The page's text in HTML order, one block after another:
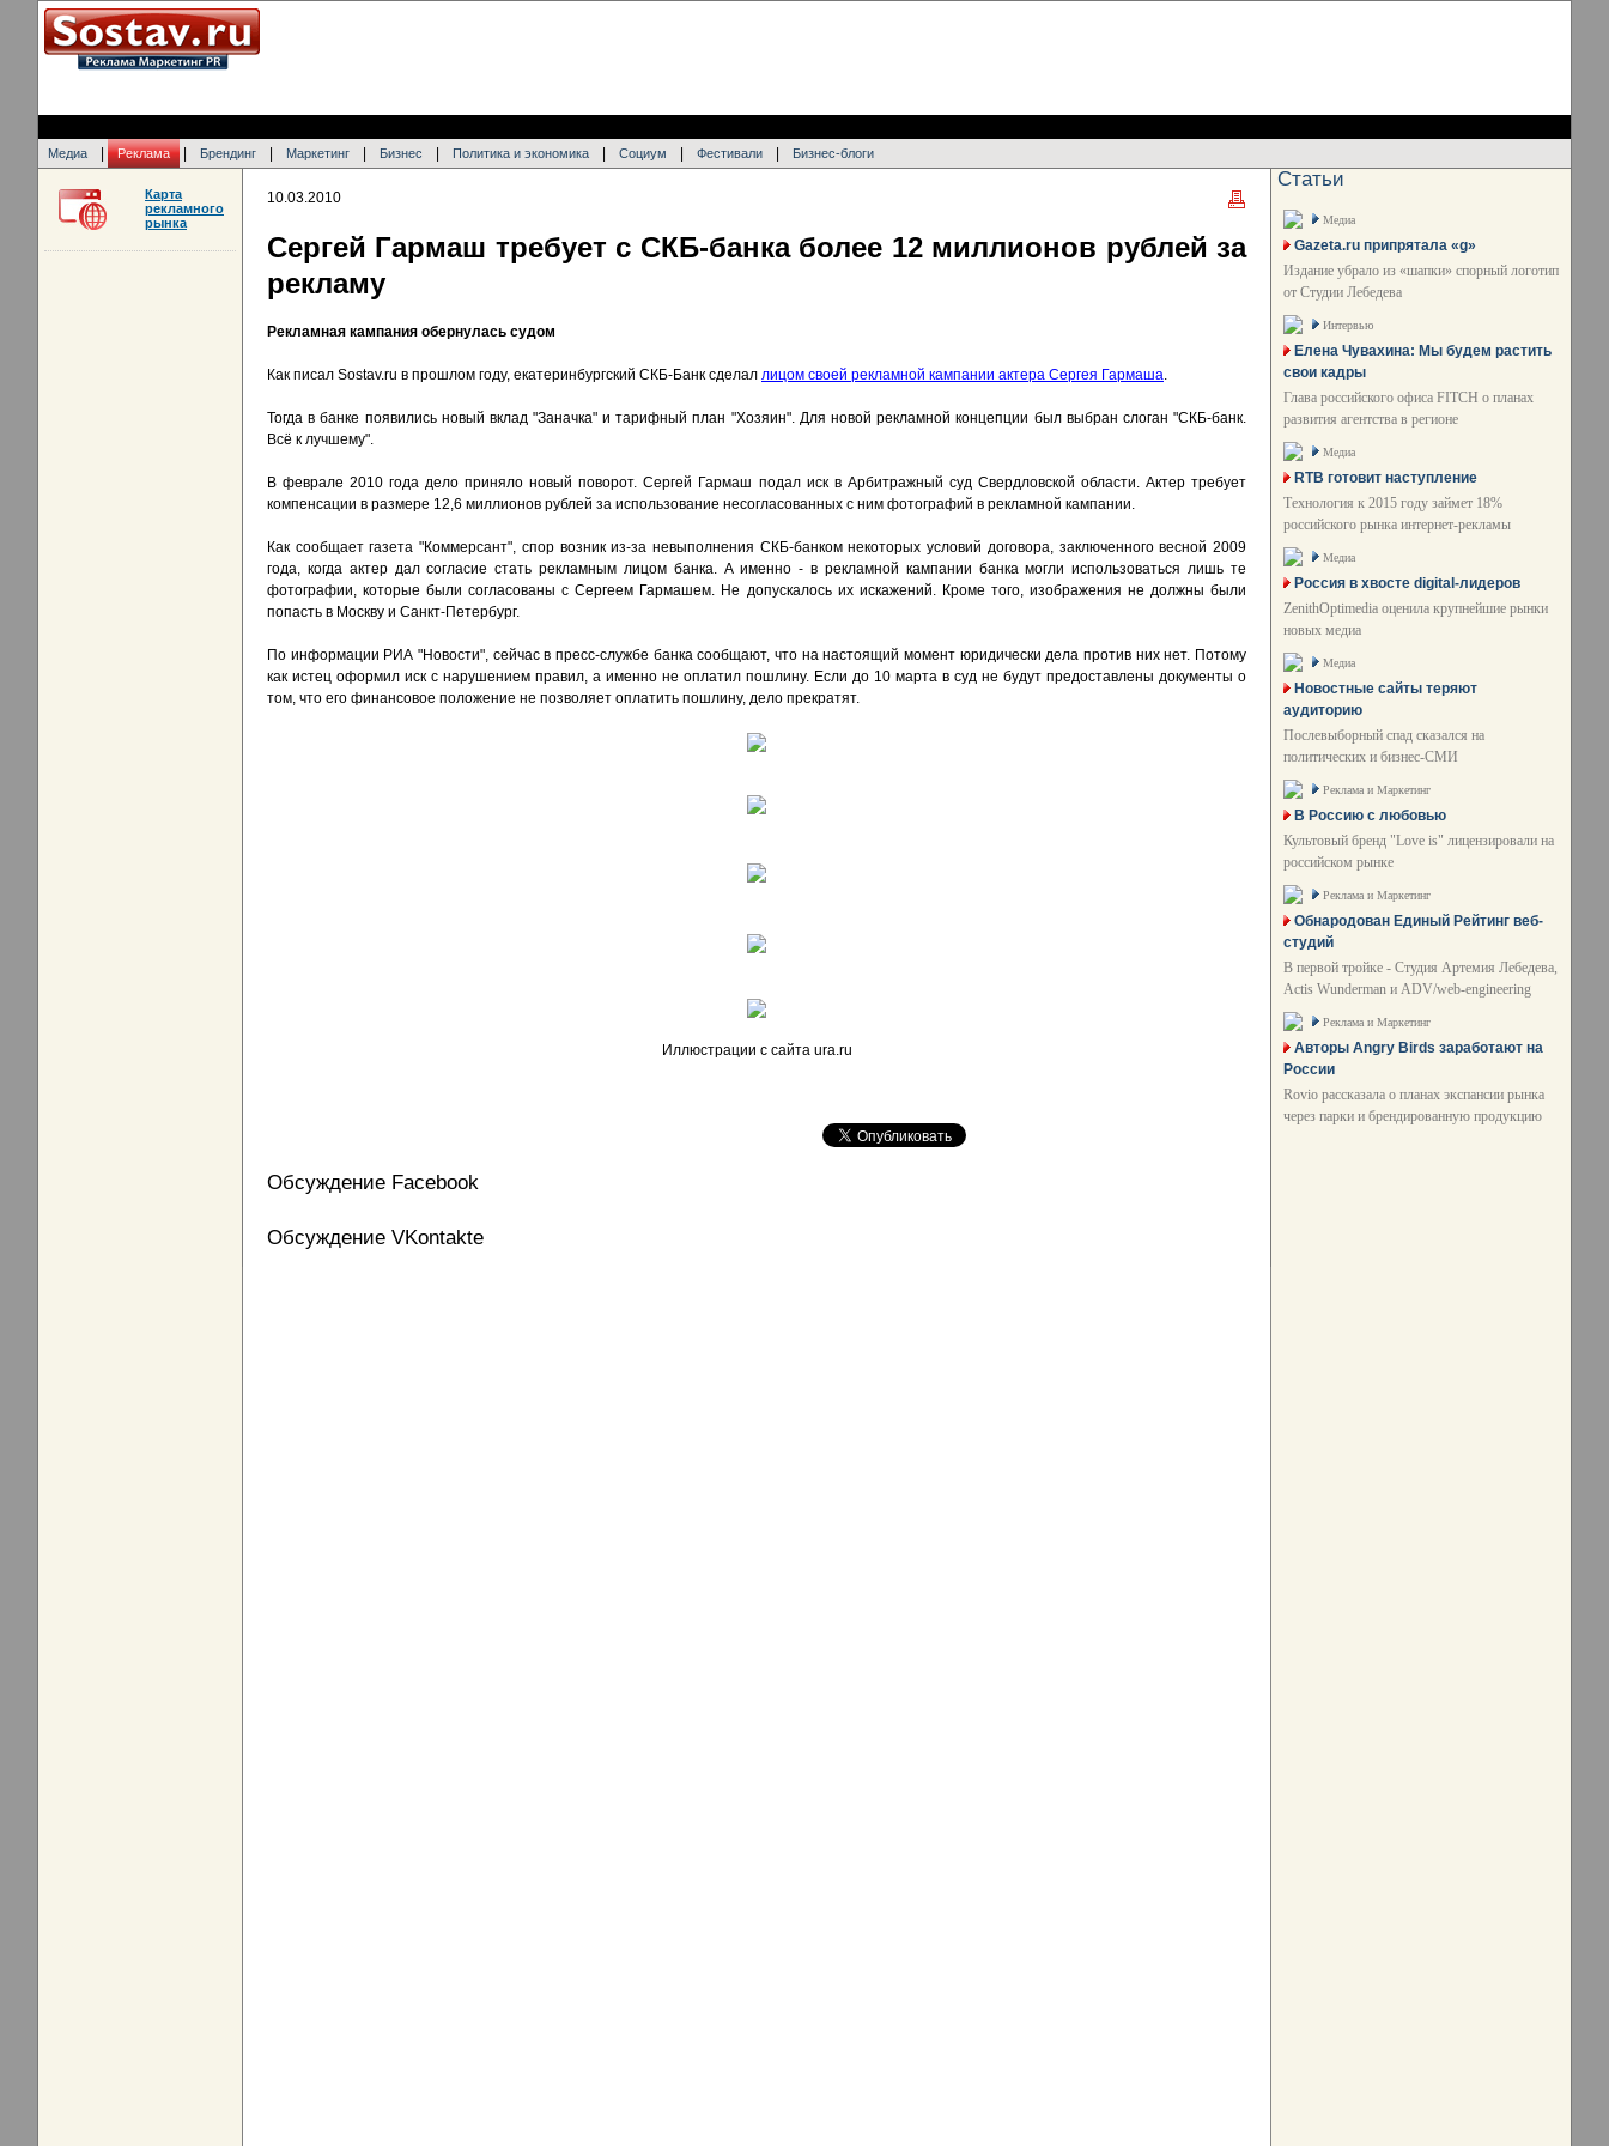
Медиа Реклама Брендинг Маркетинг Бизнес Политика и экономика Социум Фестивали Бизнес-блоги
10.03.2010
Сергей Гармаш требует с СКБ-банка более 12 миллионов рублей за
рекламу
Рекламная кампания обернулась судом
Как писал Sostav.ru в прошлом году, екатеринбургский СКБ-Банк сделал лицом своей рекламной кампании актера Сергея Гармаша.
Тогда в банке появились новый вклад "Заначка" и тарифный план "Хозяин". Для новой рекламной концепции был выбран слоган "СКБ-банк.
Всё к лучшему".
В феврале 2010 года дело приняло новый поворот. Сергей Гармаш подал иск в Арбитражный суд Свердловской области. Актер требует
компенсации в размере 12,6 миллионов рублей за использование несогласованных с ним фотографий в рекламной кампании.
Как сообщает газета "Коммерсант", спор возник из-за невыполнения СКБ-банком некоторых условий договора, заключенного весной 2009
года, когда актер дал согласие стать рекламным лицом банка. А именно - в рекламной кампании банка могли использоваться лишь те
фотографии, которые были согласованы с Сергеем Гармашем. Не допускалось их искажений. Кроме того, изображения не должны были
попасть в Москву и Санкт-Петербург.
По информации РИА "Новости", сейчас в пресс-службе банка сообщают, что на настоящий момент юридически дела против них нет. Потому
как истец оформил иск с нарушением правил, а именно не оплатил пошлину. Если до 10 марта в суд не будут предоставлены документы о
том, что его финансовое положение не позволяет оплатить пошлину, дело прекратят.
Иллюстрации с сайта ura.ru
Обсуждение Facebook
Обсуждение VKontakte
Карта
рекламного
рынка
Статьи
Медиа
Gazeta.ru припрятала «g»
Издание убрало из «шапки» спорный логотип
от Студии Лебедева
Интервью
Елена Чувахина: Мы будем растить
свои кадры
Глава российского офиса FITCH о планах
развития агентства в регионе
Медиа
RTB готовит наступление
Технология к 2015 году займет 18%
российского рынка интернет-рекламы
Медиа
Россия в хвосте digital-лидеров
ZenithOptimedia оценила крупнейшие рынки
новых медиа
Медиа
Новостные сайты теряют
аудиторию
Послевыборный спад сказался на
политических и бизнес-СМИ
Реклама и Маркетинг
В Россию с любовью
Культовый бренд "Love is" лицензировали на
российском рынке
Реклама и Маркетинг
Обнародован Единый Рейтинг веб-
студий
В первой тройке - Студия Артемия Лебедева,
Actis Wunderman и ADV/web-engineering
Реклама и Маркетинг
Авторы Angry Birds заработают на
России
Rovio рассказала о планах экспансии рынка
через парки и брендированную продукцию